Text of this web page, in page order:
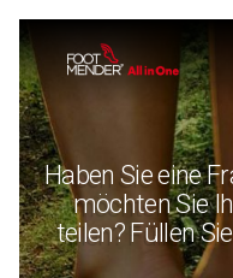
Haben Sie eine
möchten Sie
teilen? Füllen